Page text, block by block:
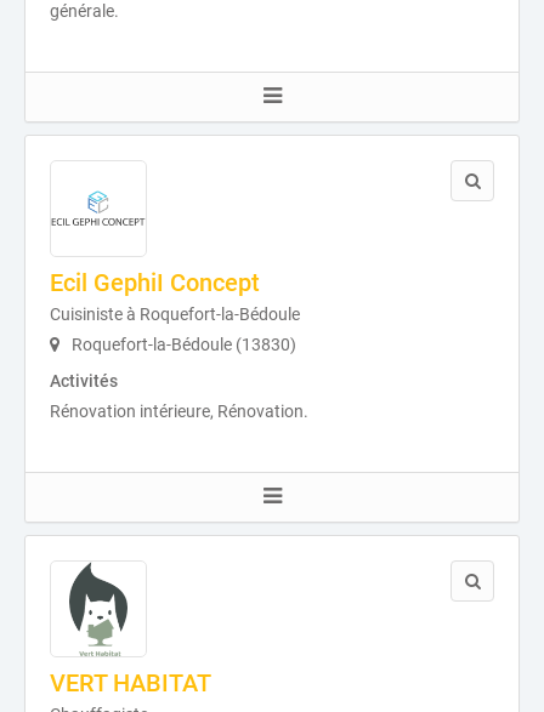
générale.
Ecil GephiI Concept
Cuisiniste à Roquefort-la-Bédoule
Roquefort-la-Bédoule (13830)
Activités
Rénovation intérieure, Rénovation.
VERT HABITAT